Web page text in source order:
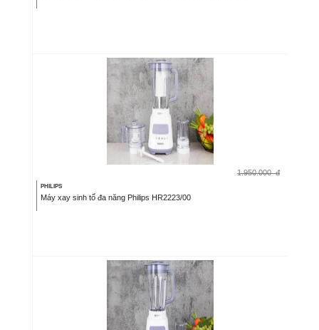
1.950.000 đ
PHILIPS
Máy xay sinh tố đa năng Philips HR2223/00